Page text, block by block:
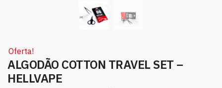
Oferta!
ALGODÃO COTTON TRAVEL SET –
HELLVAPE